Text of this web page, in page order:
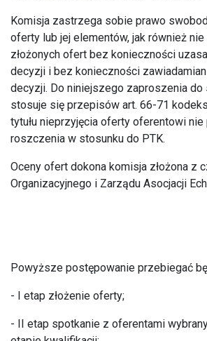
Komisja zastrzega sobie prawo
oferty lub jej elementów, jak również
złożonych ofert bez konieczności
decyzji i bez konieczności
decyzji. Do niniejszego zaproszenia do
stosuje się przepisów art. 66-71
tytułu nieprzyjęcia oferty oferentowi nie
roszczenia w stosunku do PTK.
Oceny ofert dokona komisja złożona z
Organizacyjnego i Zarządu Asocjacji
Powyższe postępowanie przebiegać
- I etap złożenie oferty;
- II etap spotkanie z oferentami